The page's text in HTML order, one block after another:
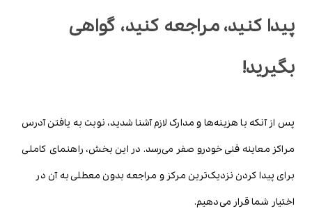
پیدا کنید، مراجعه کنید، گواهی
بگیرید!
پس از آنکه با هزینه‌ها و مدارک لازم آشنا شدید، نوبت به یافتن آدرس
مراکز معاینه فنی خودرو صفر می‌رسد. در این بخش، راهنمای کاملی
برای پیدا کردن نزدیک‌ترین مرکز و مراجعه بدون معطلی به آن در
اختیار شما قرار می‌دهیم.